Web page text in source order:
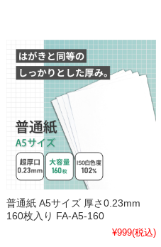
普通紙 A5サイズ 厚さ0.23mm
160枚入り FA-A5-160
¥999(税込)